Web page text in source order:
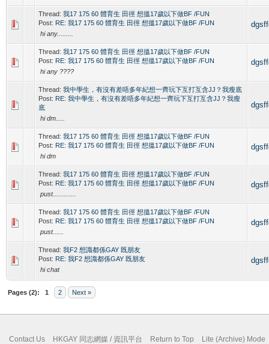
Thread: 我17 175 60 體育生 田徑 想搵17歲以下做BF /FUN
Post: RE: 我17 175 60 體育生 田徑 想搵17歲以下做BF /FUN
hi any.........
Thread: 我17 175 60 體育生 田徑 想搵17歲以下做BF /FUN
Post: RE: 我17 175 60 體育生 田徑 想搵17歲以下做BF /FUN
hi any ????
Thread: 我中學生，有沒有差唔多年紀想一齊玩下互打互含JJ？我瘦底
Post: RE: 我中學生，有沒有差唔多年紀想一齊玩下互打互含JJ？我瘦
底
hi dm.....
Thread: 我17 175 60 體育生 田徑 想搵17歲以下做BF /FUN
Post: RE: 我17 175 60 體育生 田徑 想搵17歲以下做BF /FUN
hi dm
Thread: 我17 175 60 體育生 田徑 想搵17歲以下做BF /FUN
Post: RE: 我17 175 60 體育生 田徑 想搵17歲以下做BF /FUN
pust.............
Thread: 我17 175 60 體育生 田徑 想搵17歲以下做BF /FUN
Post: RE: 我17 175 60 體育生 田徑 想搵17歲以下做BF /FUN
pust......
Thread: 我F2 想識都係GAY 既朋友
Post: RE: 我F2 想識都係GAY 既朋友
hi chat
Pages (2): 1 2 Next »
Contact Us HKGAY 同志網媒 / 資訊平台 Return to Top Lite (Archive) Mode